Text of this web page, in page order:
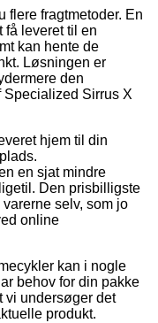
flere fragtmetoder. En
få leveret til en
kan hente de
Løsningen er
den
Sirrus X
hjem til din
en sjat mindre
Den prisbilligste
selv, som jo
online
kan i nogle
behov for din pakke
vi undersøger det
produkt.